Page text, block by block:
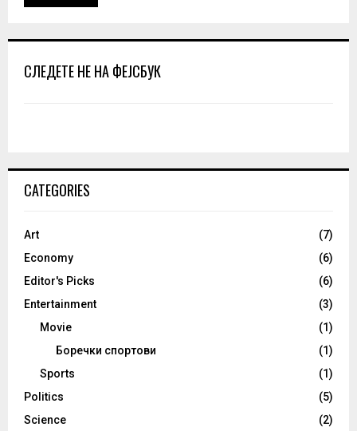
СЛЕДЕТЕ НЕ НА ФЕЈСБУК
CATEGORIES
Art
(7)
Economy
(6)
Editor's Picks
(6)
Entertainment
(3)
Movie
(1)
Боречки спортови
(1)
Sports
(1)
Politics
(5)
Science
(2)